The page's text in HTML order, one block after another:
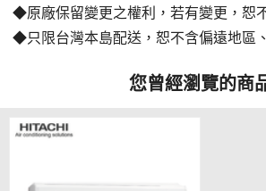
◆原廠保留變更之權利，若有變更，恕
◆只限台灣本島配送，恕不含偏遠地區
您曾經瀏覽的商